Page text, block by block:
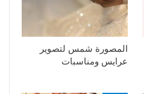
المصورة شمس لتصوير
عرايس ومناسبات